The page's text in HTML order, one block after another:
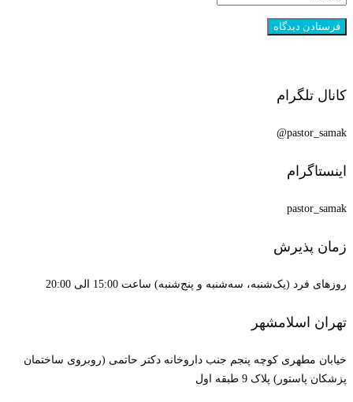
کانال تلگرام
pastor_samak@
اینستاگرام
pastor_samak
زمان پذیرش
روزهای فرد (یک‌شنبه، سه‌شنبه و پنج‌شنبه) ساعت 15:00 الی 20:00
تهران اسلامشهر
خیابان مطهری کوچه پنجم جنب داروخانه دکتر حاتمی (روبروی ساختمان
پزشکان پاستور) پلاک 9 طبقه اول